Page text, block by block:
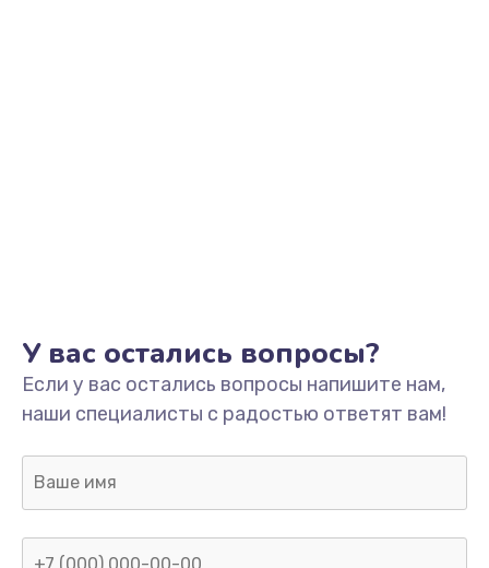
Замена/Pемонт карбюратора
1300 руб.
Заказать
Ремонт капиллярной трубки
400 руб.
У вас остались вопросы?
Если у вас остались вопросы напишите нам,
наши специалисты с радостью ответят вам!